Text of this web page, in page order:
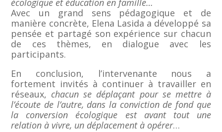
écologique et éducation en famille…
Avec un grand sens pédagogique et de
manière concrète, Elena Lasida a développé sa
pensée et partagé son expérience sur chacun
de ces thèmes, en dialogue avec les
participants.
En conclusion, l’intervenante nous a
fortement invités à continuer à travailler en
réseaux, chacun se déplaçant pour se mettre à
l’écoute de l’autre, dans la conviction de fond que
la conversion écologique est avant tout une
relation à vivre, un déplacement à opérer…